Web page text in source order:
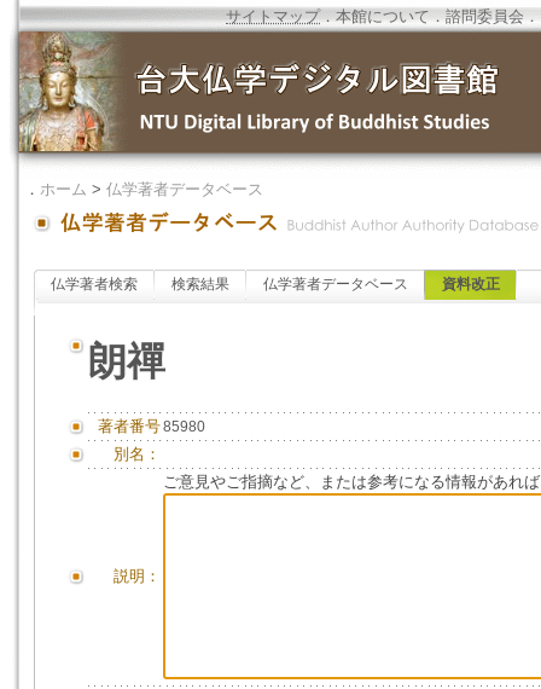
サイトマップ．本館について ．諮問委員会 ．
． ホーム > 仏学著者データベース
仏学著者検索 検索結果 仏学著者データベース 資料改正
朗禪
著者番号85980
別名：
説明：
ご意見やご指摘など、または参考になる情報があれ